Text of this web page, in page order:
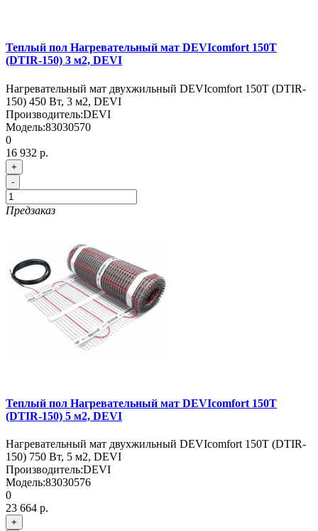
Теплый пол Нагревательный мат DEVIcomfort 150T
(DTIR-150) 3 м2, DEVI
Нагревательный мат двухжильный DEVIcomfort 150T (DTIR-
150) 450 Вт, 3 м2, DEVI
Производитель:DEVI
Модель:83030570
0
16 932 р.
+
-
Предзаказ
Теплый пол Нагревательный мат DEVIcomfort 150T
(DTIR-150) 5 м2, DEVI
Нагревательный мат двухжильный DEVIcomfort 150T (DTIR-
150) 750 Вт, 5 м2, DEVI
Производитель:DEVI
Модель:83030576
0
23 664 р.
+